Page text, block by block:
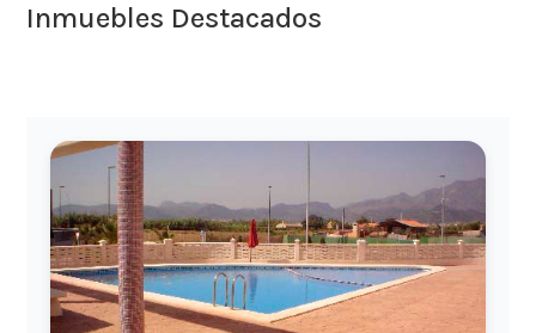
Inmuebles Destacados